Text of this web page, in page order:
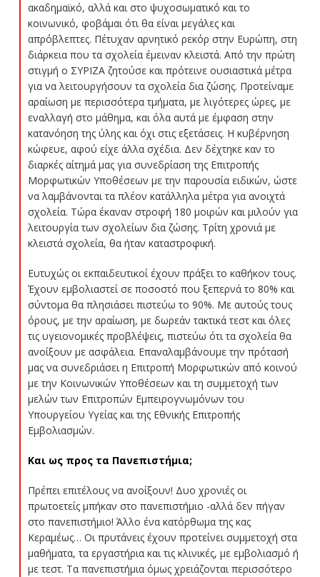
ακαδημαϊκό, αλλά και στο ψυχοσωματικό και το
κοινωνικό, φοβάμαι ότι θα είναι μεγάλες και
απρόβλεπτες. Πέτυχαν αρνητικό ρεκόρ στην Ευρώπη, στη
διάρκεια που τα σχολεία έμειναν κλειστά. Από την πρώτη
στιγμή ο ΣΥΡΙΖΑ ζητούσε και πρότεινε ουσιαστικά μέτρα
για να λειτουργήσουν τα σχολεία δια ζώσης. Προτείναμε
αραίωση με περισσότερα τμήματα, με λιγότερες ώρες, με
εναλλαγή στο μάθημα, και όλα αυτά με έμφαση στην
κατανόηση της ύλης και όχι στις εξετάσεις. Η κυβέρνηση
κώφευε, αφού είχε άλλα σχέδια. Δεν δέχτηκε καν το
διαρκές αίτημά μας για συνεδρίαση της Επιτροπής
Μορφωτικών Υποθέσεων με την παρουσία ειδικών, ώστε
να λαμβάνονται τα πλέον κατάλληλα μέτρα για ανοιχτά
σχολεία. Τώρα έκαναν στροφή 180 μοιρών και μιλούν για
λειτουργία των σχολείων δια ζώσης. Τρίτη χρονιά με
κλειστά σχολεία, θα ήταν καταστροφική.
Ευτυχώς οι εκπαιδευτικοί έχουν πράξει το καθήκον τους.
Έχουν εμβολιαστεί σε ποσοστό που ξεπερνά το 80% και
σύντομα θα πλησιάσει πιστεύω το 90%. Με αυτούς τους
όρους, με την αραίωση, με δωρεάν τακτικά τεστ και όλες
τις υγειονομικές προβλέψεις, πιστεύω ότι τα σχολεία θα
ανοίξουν με ασφάλεια. Επαναλαμβάνουμε την πρότασή
μας να συνεδριάσει η Επιτροπή Μορφωτικών από κοινού
με την Κοινωνικών Υποθέσεων και τη συμμετοχή των
μελών των Επιτροπών Εμπειρογνωμόνων του
Υπουργείου Υγείας και της Εθνικής Επιτροπής
Εμβολιασμών.
Και ως προς τα Πανεπιστήμια;
Πρέπει επιτέλους να ανοίξουν! Δυο χρονιές οι
πρωτοετείς μπήκαν στο πανεπιστήμιο -αλλά δεν πήγαν
στο πανεπιστήμιο! Άλλο ένα κατόρθωμα της κας
Κεραμέως… Οι πρυτάνεις έχουν προτείνει συμμετοχή στα
μαθήματα, τα εργαστήρια και τις κλινικές, με εμβολιασμό ή
με τεστ. Τα πανεπιστήμια όμως χρειάζονται περισσότερο